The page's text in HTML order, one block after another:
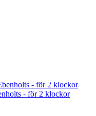
- för 2 klockor